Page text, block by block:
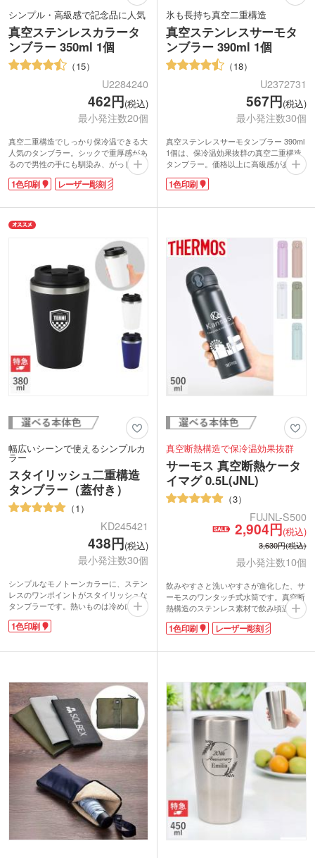
シンプル・高級感で記念品に人気
真空ステンレスカラータ
ンブラー 350ml 1個
15
U2284240
462円(税込)
最小発注数20個
真空二重構造でしっかり保冷温できる大
人気のタンブラー。シックで重厚感があ
るので男性の手にも馴染み、がっしりホ
ールドできる持ちやすい大きさです。幅
の広い口径で飲みやすく、大きな氷もす
感で幅広い層で使いやすいカラー4色展
開。
社名やロゴを入れて特別な記念品の作成
1色印刷 レーザー彫刻
氷も長持ち真空二重構造
真空ステンレスサーモタ
ンブラー 390ml 1個
18
U2372731
567円(税込)
最小発注数30個
真空ステンレスサーモタンブラー 390ml
1個は、保冷温効果抜群の真空二重構造
タンブラー。価格以上に高級感があり、
ご成約記念品などのノベルティに大人気
です。手に馴染む安定感ある丸みをおび
く、大きな氷もすんなり入ります。冷た
ャンパンゴールド・ネイビー・ブラッ
ク・モカブラウン4色からお選びいただ
1色印刷
幅広いシーンで使えるシンプルカ
ラー
スタイリッシュ二重構造
タンブラー（蓋付き）
1
KD245421
438円(税込)
最小発注数30個
シンプルなモノトーンカラーに、ステン
レスのワンポイントがスタイリッシュな
タンブラーです。熱いものは冷めにく
く、冷たいものは結露しにくい二重構造
になっています。開け閉めラクラクなフ
ト。ホコリなどが入りにくく、飲み口か
1色で名入れが可能です。カフェのロゴ
を印刷してオープン記念や周年記念のノ
ベルティにおすすめです。
1色印刷
真空断熱構造で保冷温効果抜群
サーモス 真空断熱ケータ
イマグ 0.5L(JNL)
3
FUJNL-S500
2,904円(税込)
3,630円(税込)
最小発注数10個
飲みやすさと洗いやすさが進化した、サ
ーモスのワンタッチ式水筒です。真空断
熱構造のステンレス素材で飲み頃温度を
キープ。唇にフィットしやすい形状なの
で、飲み心地抜群です。外して洗えるパ
トボトル1本分と同じ500mlです。年代問
動画提供 : THERMOS Official
1色印刷 レーザー彫刻